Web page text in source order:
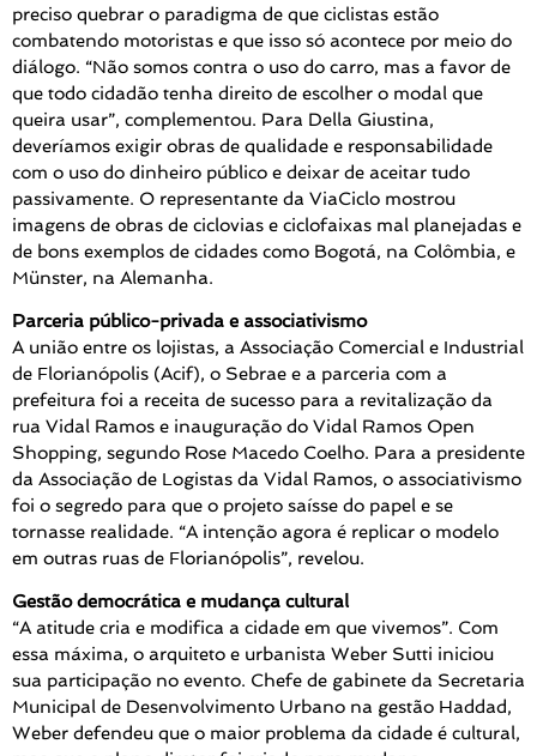
preciso quebrar o paradigma de que ciclistas estão
combatendo motoristas e que isso só acontece por meio do
diálogo. “Não somos contra o uso do carro, mas a favor de
que todo cidadão tenha direito de escolher o modal que
queira usar”, complementou. Para Della Giustina,
deveríamos exigir obras de qualidade e responsabilidade
com o uso do dinheiro público e deixar de aceitar tudo
passivamente. O representante da ViaCiclo mostrou
imagens de obras de ciclovias e ciclofaixas mal planejadas e
de bons exemplos de cidades como Bogotá, na Colômbia, e
Münster, na Alemanha.
Parceria público-privada e associativismo
A união entre os lojistas, a Associação Comercial e Industrial
de Florianópolis (Acif), o Sebrae e a parceria com a
prefeitura foi a receita de sucesso para a revitalização da
rua Vidal Ramos e inauguração do Vidal Ramos Open
Shopping, segundo Rose Macedo Coelho. Para a presidente
da Associação de Logistas da Vidal Ramos, o associativismo
foi o segredo para que o projeto saísse do papel e se
tornasse realidade. “A intenção agora é replicar o modelo
em outras ruas de Florianópolis”, revelou.
Gestão democrática e mudança cultural
“A atitude cria e modifica a cidade em que vivemos”. Com
essa máxima, o arquiteto e urbanista Weber Sutti iniciou
sua participação no evento. Chefe de gabinete da Secretaria
Municipal de Desenvolvimento Urbano na gestão Haddad,
Weber defendeu que o maior problema da cidade é cultural,